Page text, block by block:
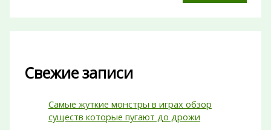
Свежие записи
Самые жуткие монстры в играх обзор
существ которые пугают до дрожи